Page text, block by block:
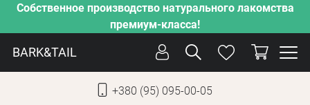
Собственное производство натурального лакомства
премиум-класса!
BARK&TAIL
+380 (95) 095-00-05